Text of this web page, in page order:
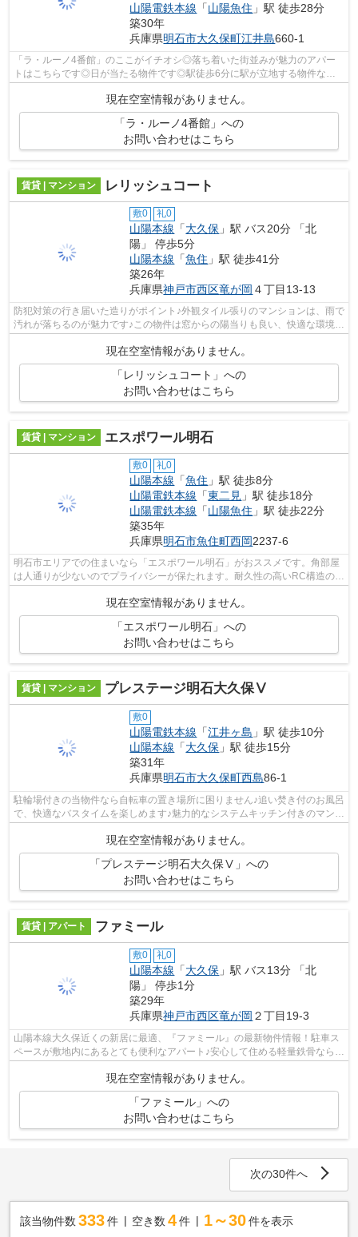
山陽電鉄本線 「山陽魚住 」駅 徒歩28分
築30年
兵庫県明石市大久保町江井島660-1
「ラ・ルーノ4番館」のここがイチオシ◎落ち着いた街並みが魅力のアパー
トはこちらです◎日が当たる物件です◎駅徒歩6分に駅が立地する物件なの
で、電車を多く利用する方にとって便利です...
現在空室情報がありません。
「ラ・ルーノ4番館」への
お問い合わせはこちら
賃貸 | マンション レリッシュコート
敷0 礼0
山陽本線 「大久保 」駅 バス20分 「北
陽」 停歩5分
山陽本線 「魚住 」駅 徒歩41分
築26年
兵庫県神戸市西区竜が岡 ４丁目13-13
防犯対策の行き届いた造りがポイント♪外観タイル張りのマンションは、雨で
汚れが落ちるのが魅力です♪この物件は窓からの陽当りも良い、快適な環境の
現在空室情報がありません。
「レリッシュコート」への
お問い合わせはこちら
賃貸 | マンション エスポワール明石
敷0 礼0
山陽本線 「魚住 」駅 徒歩8分
山陽電鉄本線 「東二見 」駅 徒歩18分
山陽電鉄本線 「山陽魚住 」駅 徒歩22分
築35年
兵庫県明石市魚住町西岡2237-6
明石市エリアでの住まいなら「エスポワール明石」がおススメです。角部屋
は人通りが少ないのでプライバシーが保たれます。耐久性の高いRC構造の住
居を、当社で是非とも見つけて下さい...
現在空室情報がありません。
「エスポワール明石」への
お問い合わせはこちら
賃貸 | マンション プレステージ明石大久保Ⅴ
敷0
山陽電鉄本線 「江井ヶ島 」駅 徒歩10分
山陽本線 「大久保 」駅 徒歩15分
築31年
兵庫県明石市大久保町西島86-1
駐輪場付きの当物件なら自転車の置き場所に困りません♪追い焚き付のお風呂
で、快適なバスタイムを楽しめます♪魅力的なシステムキッチン付きのマンシ
現在空室情報がありません。
「プレステージ明石大久保Ⅴ」への
お問い合わせはこちら
賃貸 | アパート ファミール
敷0 礼0
山陽本線 「大久保 」駅 バス13分 「北
陽」 停歩1分
築29年
兵庫県神戸市西区竜が岡 ２丁目19-3
山陽本線大久保近くの新居に最適、『ファミール』の最新物件情報！駐車ス
ペースが敷地内にあるとても便利なアパート♪安心して住める軽量鉄骨なら、
現在空室情報がありません。
「ファミール」への
お問い合わせはこちら
次の30件へ
該当物件数 333件 空き数 4 件 1～30 件を表示